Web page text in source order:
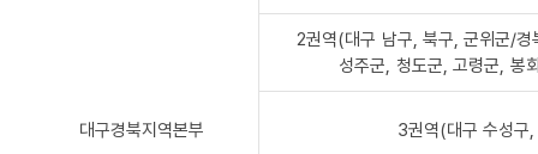
대구경북지역본부
2권역(대구 남구, 북구, 군위군/
성주군, 청도군, 고령군, 봉
3권역(대구 수성구